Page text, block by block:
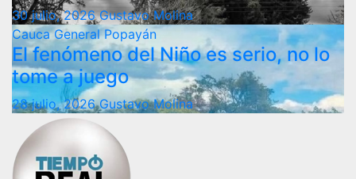
30 julio, 2026Gustavo Molina
CaucaGeneralPopayán
El fenómeno del Niño es serio, no lo
tome a juego
28 julio, 2026Gustavo Molina